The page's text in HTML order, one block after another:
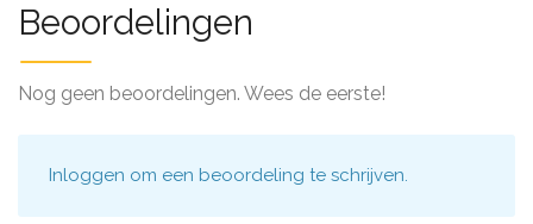
Beoordelingen
Nog geen beoordelingen. Wees de eerste!
Inloggen om een beoordeling te schrijven.